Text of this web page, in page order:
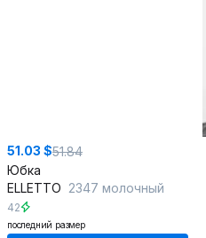
51.03 $51.84
Юбка
ELLETTO 2347 молочный
42
последний размер